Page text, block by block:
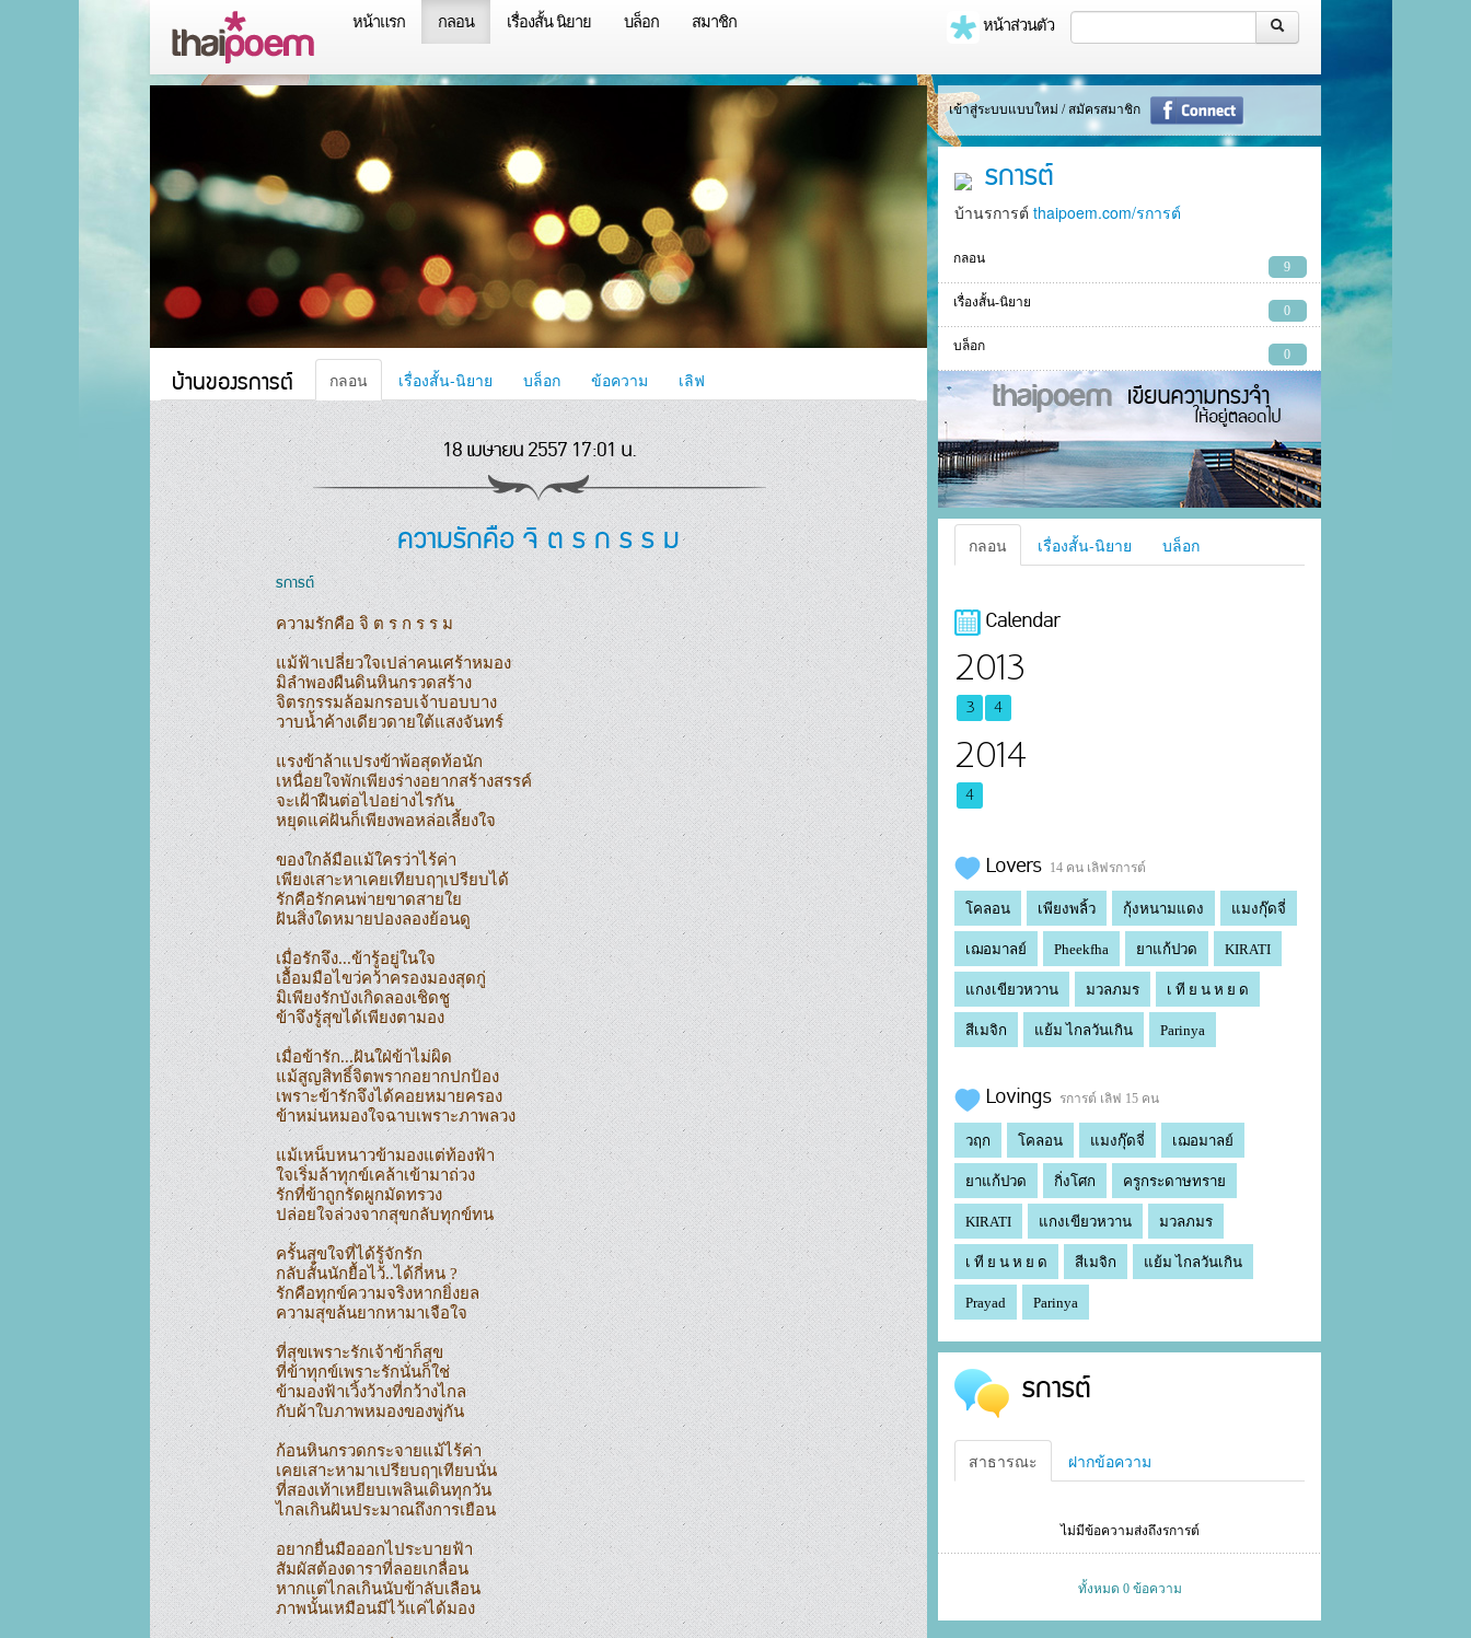
หน้าแรก กลอน เรื่องสั้น นิยาย บล็อก สมาชิก หน้าส่วนตัว
บ้านของรการต์ กลอน เรื่องสั้น-นิยาย บล็อก ข้อความ เลิฟ
18 เมษายน 2557 17:01 น.
ความรักคือ จิ ต ร ก ร ร ม
รการต์
ความรักคือ จิ ต ร ก ร ร ม
แม้ฟ้าเปลี่ยวใจเปล่าคนเศร้าหมอง
มิลำพองผืนดินหินกรวดสร้าง
จิตรกรรมล้อมกรอบเจ้าบอบบาง
วาบน้ำค้างเดียวดายใต้แสงจันทร์
แรงข้าล้าแปรงข้าพ้อสุดท้อนัก
เหนื่อยใจพักเพียงร่างอยากสร้างสรรค์
จะเฝ้าฝืนต่อไปอย่างไรกัน
หยุดแค่ฝันก็เพียงพอหล่อเลี้ยงใจ
ของใกล้มือแม้ใครว่าไร้ค่า
เพียงเสาะหาเคยเทียบฤๅเปรียบได้
รักคือรักคนพ่ายขาดสายใย
ฝันสิ่งใดหมายปองลองย้อนดู
เมื่อรักจึง...ข้ารู้อยู่ในใจ
เอื้อมมือไขว่คว้าครองมองสุดกู่
มิเพียงรักบังเกิดลองเชิดชู
ข้าจึงรู้สุขได้เพียงตามอง
เมื่อข้ารัก...ฝันใฝ่ข้าไม่ผิด
แม้สูญสิทธิ์จิตพรากอยากปกป้อง
เพราะข้ารักจึงได้คอยหมายครอง
ข้าหม่นหมองใจฉาบเพราะภาพลวง
แม้เหน็บหนาวข้ามองแต่ท้องฟ้า
ใจเริ่มล้าทุกข์เคล้าเข้ามาถ่วง
รักที่ข้าถูกรัดผูกมัดทรวง
ปล่อยใจล่วงจากสุขกลับทุกข์ทน
ครั้นสุขใจที่ได้รู้จักรัก
กลับสั้นนักยื้อไว้..ได้กี่หน ?
รักคือทุกข์ความจริงหากยิ่งยล
ความสุขล้นยากหามาเจือใจ
ที่สุขเพราะรักเจ้าข้าก็สุข
ที่ข้าทุกข์เพราะรักนั่นก็ใช่
ข้ามองฟ้าเวิ้งว้างที่กว้างไกล
กับผ้าใบภาพหมองของพู่กัน
ก้อนหินกรวดกระจายแม้ไร้ค่า
เคยเสาะหามาเปรียบฤๅเทียบนั่น
ที่สองเท้าเหยียบเพลินเดินทุกวัน
ไกลเกินฝันประมาณถึงการเยือน
อยากยื่นมือออกไประบายฟ้า
สัมผัสต้องดาราที่ลอยเกลื่อน
หากแต่ไกลเกินนับข้าลับเลือน
ภาพนั้นเหมือนมีไว้แค่ได้มอง
เข้าสู่ระบบแบบใหม่ / สมัครสมาชิก
รการต์
บ้านรการต์ thaipoem.com/รการต์
กลอน
9
เรื่องสั้น-นิยาย
0
บล็อก
0
กลอน เรื่องสั้น-นิยาย บล็อก
Calendar
2013
3 4
2014
4
Lovers 14 คน เลิฟรการต์
โคลอน เพียงพลิ้ว กุ้งหนามแดง แมงกุ๊ดจี่
เฌอมาลย์ Pheekfha ยาแก้ปวด KIRATI
แกงเขียวหวาน มวลภมร เ ที ย น ห ย ด
สีเมจิก แย้ม ไกลวันเกิน Parinya
Lovings รการต์ เลิฟ 15 คน
วฤก โคลอน แมงกุ๊ดจี่ เฌอมาลย์
ยาแก้ปวด กิ่งโศก ครูกระดาษทราย
KIRATI แกงเขียวหวาน มวลภมร
เ ที ย น ห ย ด สีเมจิก แย้ม ไกลวันเกิน
Prayad Parinya
รการต์
สาธารณะ ฝากข้อความ
ไม่มีข้อความส่งถึงรการต์
ทั้งหมด 0 ข้อความ